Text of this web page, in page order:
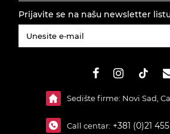
Prijavite se na našu newsletter
Sedište firme: Novi Sad,
Call centar: +381 (0)21